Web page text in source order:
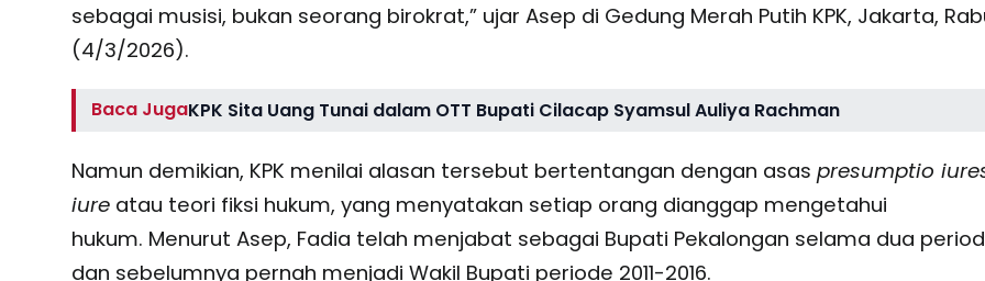
sebagai musisi, bukan seorang birokrat,” ujar Asep di Gedung Merah Putih KPK, Jakarta,
(4/3/2026).
Baca JugaKPK Sita Uang Tunai dalam OTT Bupati Cilacap Syamsul Auliya Rachman
Namun demikian, KPK menilai alasan tersebut bertentangan dengan asas presumptio
iureatau teori fiksi hukum, yang menyatakan setiap orang dianggap mengetahui
hukum. Menurut Asep, Fadia telah menjabat sebagai Bupati Pekalongan selama dua
dan sebelumnya pernah menjadi Wakil Bupati periode 2011-2016.